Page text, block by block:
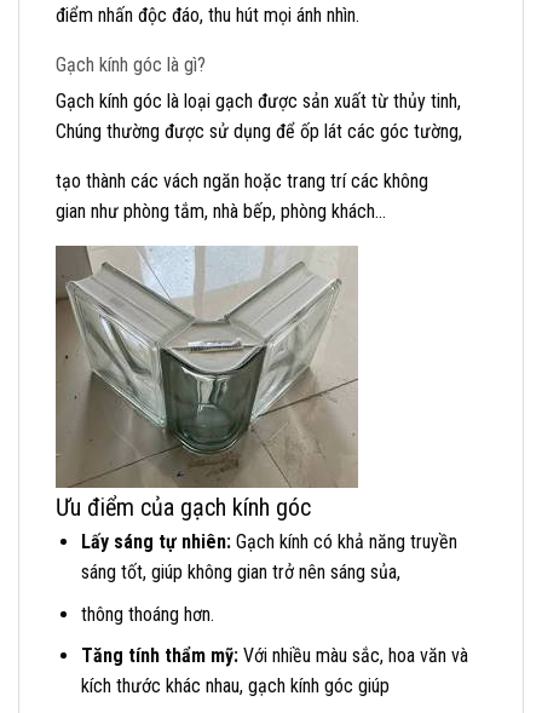
điểm nhấn độc đáo, thu hút mọi ánh nhìn.
Gạch kính góc là gì?
Gạch kính góc là loại gạch được sản xuất từ thủy tinh,
Chúng thường được sử dụng để ốp lát các góc tường,
tạo thành các vách ngăn hoặc trang trí các không
gian như phòng tắm, nhà bếp, phòng khách…
Ưu điểm của gạch kính góc
Lấy sáng tự nhiên:Gạch kính có khả năng truyền
sáng tốt, giúp không gian trở nên sáng sủa,
thông thoáng hơn.
Tăng tính thẩm mỹ:Với nhiều màu sắc, hoa văn và
kích thước khác nhau, gạch kính góc giúp